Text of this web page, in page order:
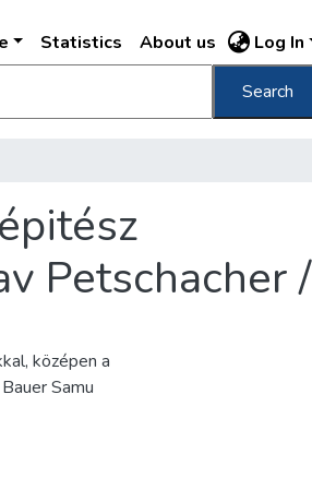
Statistics About us Log In
Search
Petschacher /
középen a
Samu